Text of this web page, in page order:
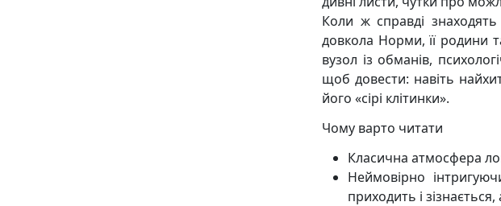
Коли ж справді
довкола Норми, її родини
вузол із обманів,
щоб довести: навіть
його «сірі клітинки».
Чому варто читати
Класична атмосфера
Неймовірно
приходить і